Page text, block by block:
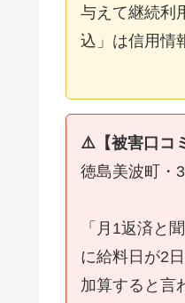
与えて継続利
込」は信用情
⚠️【被害口コ
徳島美波町・
「月1返済と
に給料日が2
加算すると言